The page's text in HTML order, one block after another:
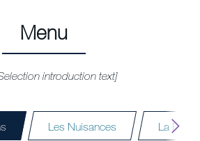
Menu
introduction text]
Les Nuisances La